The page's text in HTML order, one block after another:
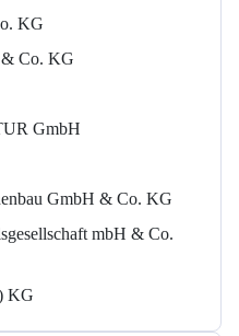
KG
Co. KG
GmbH
GmbH & Co. KG
mbH & Co.
KG